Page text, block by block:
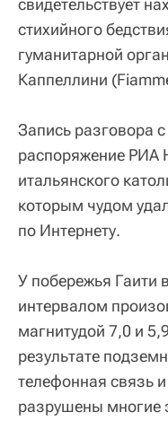
свидетельствует
стихийного
гуманитарной
Каппеллини
Запись разговора
распоряжение РИА
итальянского
которым чудом
по Интернету.
У побережья Гаити
интервалом
магнитудой 7,0 и
результате
телефонная связь
разрушены многие